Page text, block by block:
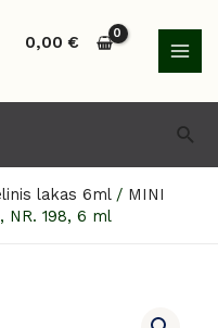
0,00€
lakas 6ml/ MINI
NR. 198, 6 ml